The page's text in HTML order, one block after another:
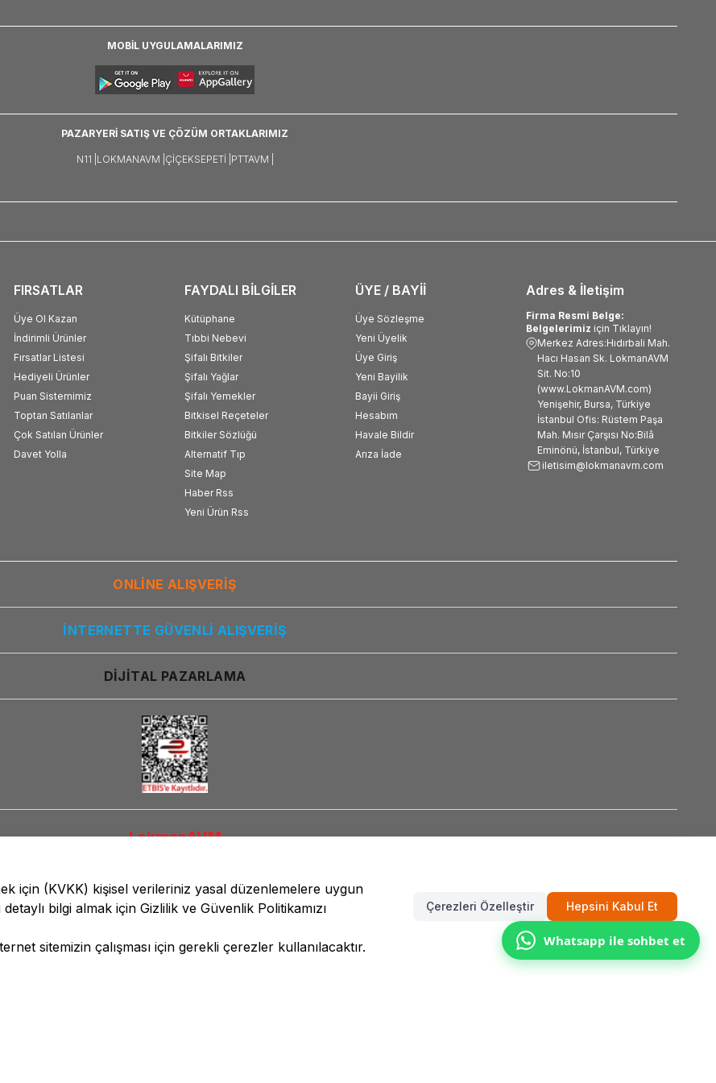
Whatsapp ile sohbet et
MOBİL UYGULAMALARIMIZ
PAZARYERİ SATIŞ VE ÇÖZÜM ORTAKLARIMIZ
N11 | LOKMANAVM | ÇIÇEKSEPETI | PTTAVM |
Adres & İletişim
Firma Resmi Belge:
Belgelerimiz için Tıklayın!
Merkez Adres:Hıdırbali Mah.
Hacı Hasan Sk. LokmanAVM
Sit. No:10
(www.LokmanAVM.com)
Yenişehir, Bursa, Türkiye
İstanbul Ofis: Rüstem Paşa
Mah. Mısır Çarşısı No:Bilâ
Eminönü, İstanbul, Türkiye
iletisim@lokmanavm.com
FIRSATLAR
Üye Ol Kazan
İndirimli Ürünler
Fırsatlar Listesi
Hediyeli Ürünler
Puan Sistemimiz
Toptan Satılanlar
Çok Satılan Ürünler
Davet Yolla
FAYDALI BİLGİLER
Kütüphane
Tıbbi Nebevi
Şifalı Bitkiler
Şifalı Yağlar
Şifalı Yemekler
Bitkisel Reçeteler
Bitkiler Sözlüğü
Alternatif Tıp
Site Map
Haber Rss
Yeni Ürün Rss
ÜYE / BAYİİ
Üye Sözleşme
Yeni Üyelik
Üye Giriş
Yeni Bayilik
Bayii Giriş
Hesabım
Havale Bildir
Arıza İade
ONLİNE ALIŞVERİŞ
İNTERNETTE GÜVENLİ ALIŞVERİŞ
DİJİTAL PAZARLAMA
LokmanAVM
için (KVKK) kişisel verileriniz yasal düzenlemelere uygun
bilgi almak için Gizlilik ve Güvenlik Politikamızı
sitemizin çalışması için gerekli çerezler kullanılacaktır.
Çerezleri Özelleştir Hepsini Kabul Et